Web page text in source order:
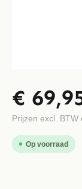
€
Prijzen excl.
Op voorraad